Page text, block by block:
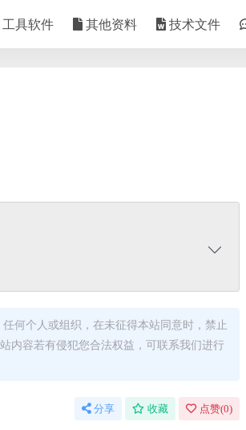
工具软件 其他资料 技术文件
何个人或组织，在未征得本站同意时，禁止
内容若有侵犯您合法权益，可联系我们进行
分享 收藏 点赞(0)